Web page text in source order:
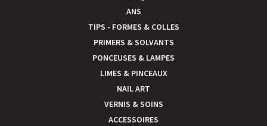
ANS
TIPS - FORMES & COLLES
PRIMERS & SOLVANTS
PONCEUSES & LAMPES
LIMES & PINCEAUX
NAIL ART
VERNIS & SOINS
ACCESSOIRES